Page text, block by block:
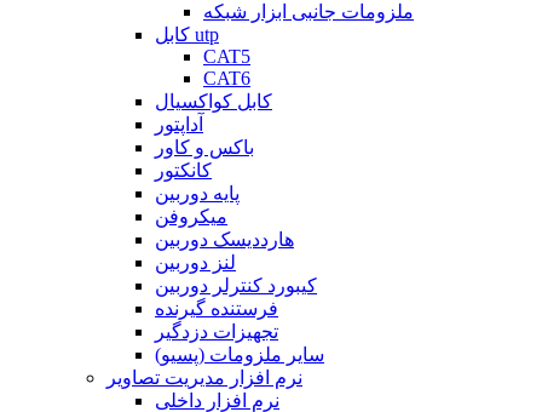
ملزومات جانبی ابزار شبکه
کابل utp
CAT5
CAT6
کابل کواکسیال
آداپتور
باکس و کاور
کانکتور
پایه دوربین
میکروفن
هارددیسک دوربین
لنز دوربین
کیبورد کنترلر دوربین
فرستنده گیرنده
تجهیزات دزدگیر
سایر ملزومات (پسیو)
نرم افزار مدیریت تصاویر
نرم افزار داخلی